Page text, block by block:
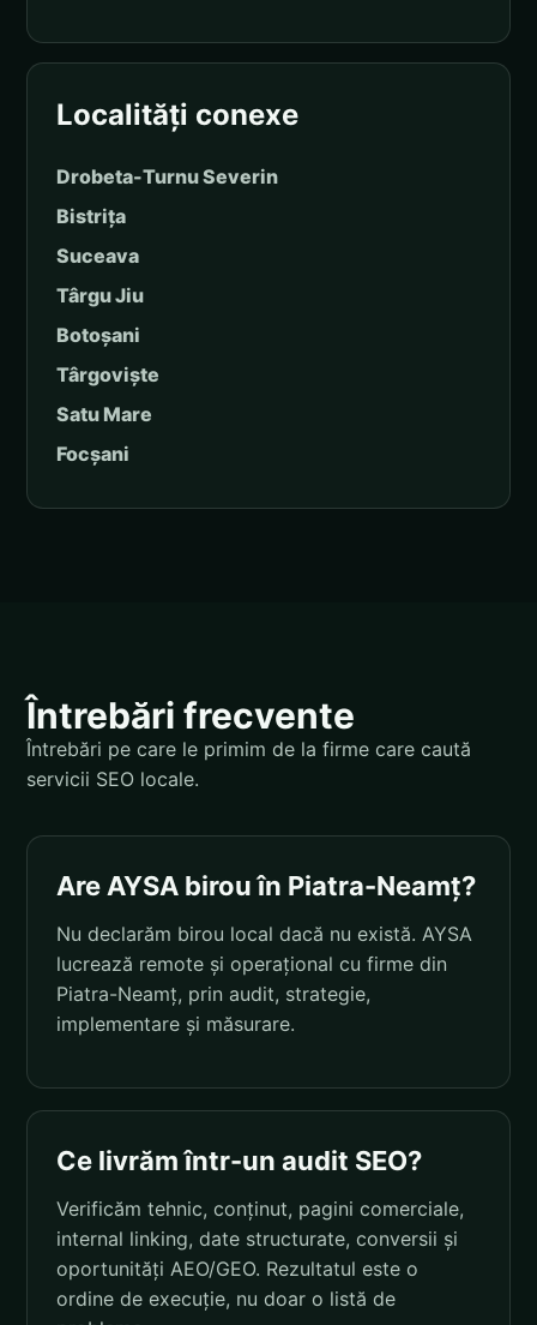
Localități conexe
Drobeta-Turnu Severin
Bistrița
Suceava
Târgu Jiu
Botoșani
Târgoviște
Satu Mare
Focșani
Întrebări frecvente
Întrebări pe care le primim de la firme care caută
servicii SEO locale.
Are AYSA birou în Piatra-Neamț?
Nu declarăm birou local dacă nu există. AYSA
lucrează remote și operațional cu firme din
Piatra-Neamț, prin audit, strategie,
implementare și măsurare.
Ce livrăm într-un audit SEO?
Verificăm tehnic, conținut, pagini comerciale,
internal linking, date structurate, conversii și
oportunități AEO/GEO. Rezultatul este o
ordine de execuție, nu doar o listă de